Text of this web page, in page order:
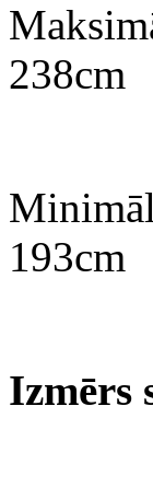
238cm
193cm
Izmērs